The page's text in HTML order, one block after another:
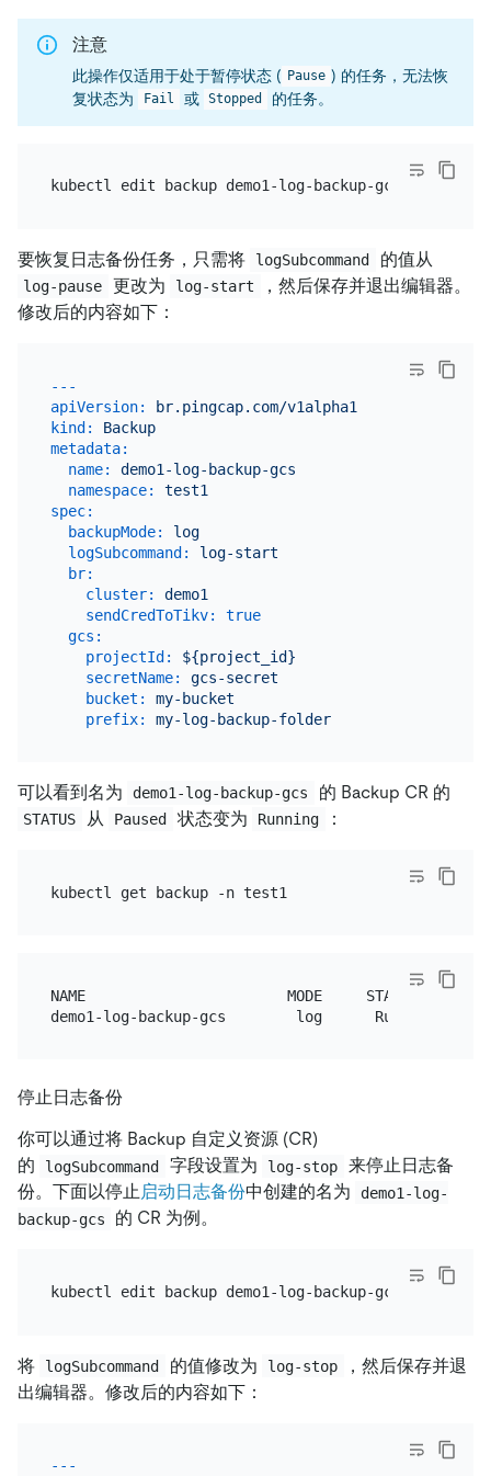
注意
此操作仅适用于处于暂停状态 ( Pause ) 的任务，无法恢
复状态为
Fail 或 Stopped 的任务。
要恢复日志备份任务，只需将 logSubcommand 的值从
log-pause 更改为 log-start
，然后保存并退出编辑器。
修改后的内容如下：
---
apiVersion:
br.pingcap.com/v1alpha1
kind:
Backup
metadata:
name:
demo1-log-backup-gcs
namespace:
test1
spec:
backupMode:
log
logSubcommand:
log-start
br:
cluster:
demo1
sendCredToTikv:
true
gcs:
projectId:
${project_id}
secretName:
gcs-secret
bucket:
my-bucket
prefix:
my-log-backup-folder
可以看到名为 demo1-log-backup-gcs 的 Backup CR 的
STATUS 从 Paused 状态变为 Running ：
NAME                       MODE     STATUS    ....
停止日志备份
你可以通过将 Backup 自定义资源 (CR)
的
logSubcommand 字段设置为 log-stop
来停止日志备
份。下面以停止启动日志备份中创建的名为
demo1-log-
backup-gcs
的 CR 为例。
将 logSubcommand 的值修改为 log-stop
，然后保存并退
出编辑器。修改后的内容如下：
---